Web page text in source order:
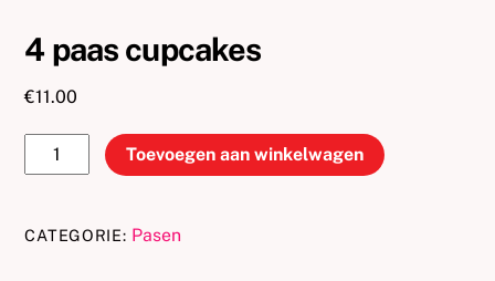
4 paas cupcakes
€11.00
paas
aantal
Toevoegen aan winkelwagen
CATEGORIE: Pasen